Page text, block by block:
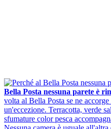
Bella Posta nessuna parete è
volta al Bella Posta se ne
un'eccezione. Terracotta, verde
sfumature color pesca